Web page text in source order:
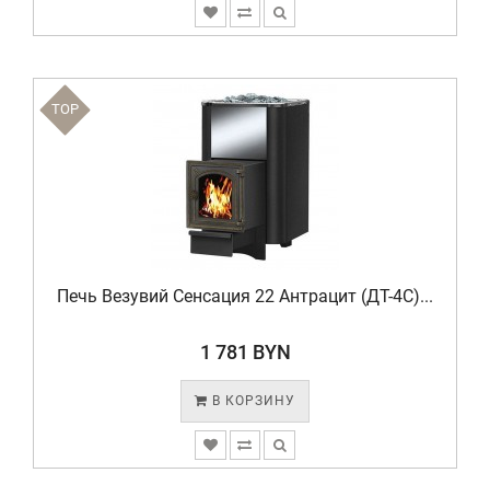
TOP
Печь Везувий Сенсация 22 Антрацит (ДТ-4C)...
1 781 BYN
В КОРЗИНУ